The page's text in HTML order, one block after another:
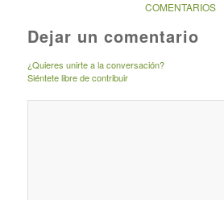
COMENTARIOS
Dejar un comentario
¿Quieres unirte a la conversación?
Siéntete libre de contribuir